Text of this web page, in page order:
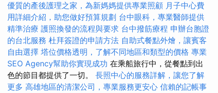
優質的產後護理之家，為新媽媽提供專業照顧 月子中心費
用詳細介紹，助您做好預算規劃 台中眼科，專業醫師提供
精準治療 護照換發的流程與要求 台中撥筋療程 申辦台胞證
的台北服務 杜拜簽證的申請方法 自助式餐點外燴，讓賓客
自由選擇 塔位價格透明，了解不同地區和類型的價格 專業
SEO Agency幫助你實現成功 在乘船旅行中，從餐點到出
色的節目都提供了一切。 長照中心的服務詳解，讓您了解
更多 高雄地區的清潔公司，專業服務更安心 信賴的記帳事